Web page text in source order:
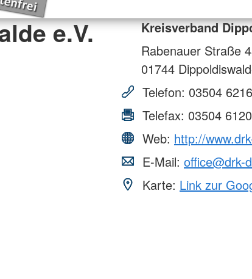
e.V.
Kreisverband
Rabenauer Straße
01744
Telefon: 03504
Telefax: 03504
Web: http://
E-Mail: office@drk-
Karte: Link zur